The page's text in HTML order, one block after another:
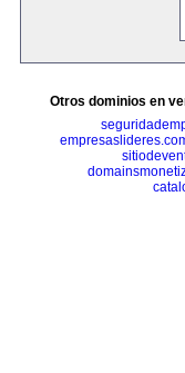
Otros dominios en